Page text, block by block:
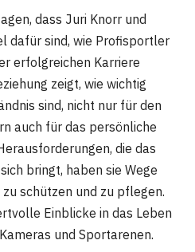
dass Juri Knorr und
dafür sind, wie Profisportler
erfolgreichen Karriere
zeigt, wie wichtig
sind, nicht nur für den
auch für das persönliche
die das
bringt, haben sie Wege
schützen und zu pflegen.
Einblicke in das Leben
und Sportarenen.